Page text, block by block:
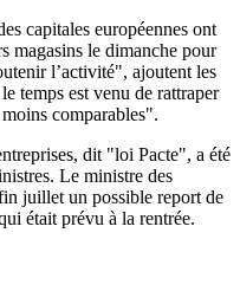
capitales européennes ont
magasins le dimanche pour
l’activité", ajoutent les
temps est venu de rattraper
comparables".
dit "loi Pacte", a été
Le ministre des
juillet un possible report de
était prévu à la rentrée.